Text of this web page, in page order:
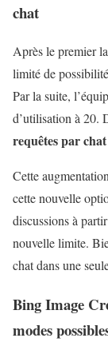
chat
Après le premier
limité de
Par la suite,
d’utilisation à 20.
requêtes par
Cette
cette nouvelle
discussions à
nouvelle limite.
chat dans une
Bing Image
modes